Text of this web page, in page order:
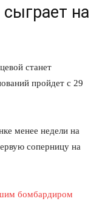
на
станет
пройдет с 29
менее недели на
соперницу на
бомбардиром